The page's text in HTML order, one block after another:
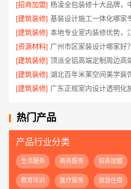
[招商加盟]
[建筑装修]
[建筑装修]
[资源材料] 广州市区家装设计哪家好
[建筑装修] 顶派全铝高端定制周边高
[建筑装修]
[建筑装修]
热门产品
产品行业分类
生活服务 商务服务 招商加盟
教育培训 医疗服务 旅游住宿